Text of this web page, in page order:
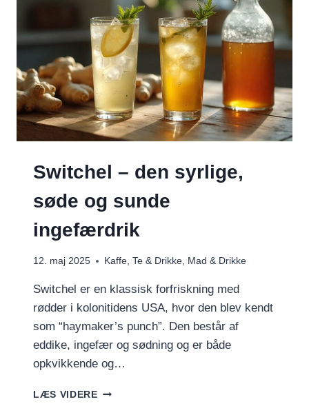
DAG
–
OG
DET
KOM
HANDLE
OM…
Switchel – den syrlige,
søde og sunde
ingefærdrik
12. maj 2025 Kaffe, Te & Drikke, Mad & Drikke
Switchel er en klassisk forfriskning med
rødder i kolonitidens USA, hvor den blev kendt
som “haymaker’s punch”. Den består af
eddike, ingefær og sødning og er både
opkvikkende og…
LÆS VIDERESWITCHEL